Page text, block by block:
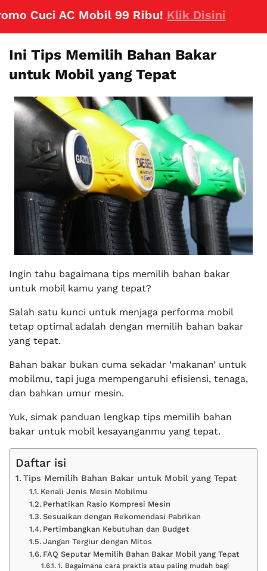
AC Mobil 99 Ribu!Klik Disini
Ini Tips Memilih Bahan Bakar
untuk Mobil yang Tepat
Ingin tahu bagaimana tips memilih bahan bakar
untuk mobil kamu yang tepat?
Salah satu kunci untuk menjaga performa mobil
tetap optimal adalah dengan memilih bahan bakar
yang tepat.
Bahan bakar bukan cuma sekadar ‘makanan’ untuk
mobilmu, tapi juga mempengaruhi efisiensi, tenaga,
dan bahkan umur mesin.
Yuk, simak panduan lengkap tips memilih bahan
bakar untuk mobil kesayanganmu yang tepat.
Daftar isi
Tips Memilih Bahan Bakar untuk Mobil yang Tepat
Kenali Jenis Mesin Mobilmu
Perhatikan Rasio Kompresi Mesin
Sesuaikan dengan Rekomendasi Pabrikan
Pertimbangkan Kebutuhan dan Budget
Jangan Tergiur dengan Mitos
FAQ Seputar Memilih Bahan Bakar Mobil yang Tepat
1. Bagaimana cara praktis atau paling mudah bagi